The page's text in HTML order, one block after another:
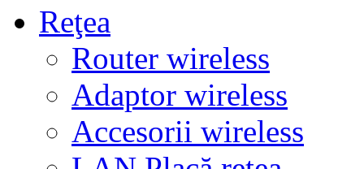
Reţea
Router wireless
Adaptor wireless
Accesorii wireless